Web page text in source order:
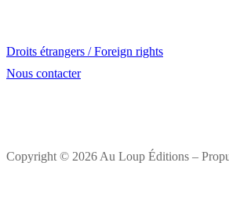
Droits étrangers / Foreign rights
Nous contacter
Copyright © 2026 Au Loup Éditions –